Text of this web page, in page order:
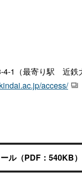
4-1（最寄り駅 近鉄
access/
ル（PDF：540KB）